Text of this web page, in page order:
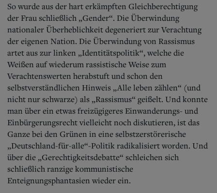
So wurde aus der hart erkämpften Gleichberechtigung
der Frau schließlich „Gender“. Die Überwindung
nationaler Überheblichkeit degeneriert zur Verachtung
der eigenen Nation. Die Überwindung von Rassismus
artet aus zur linken „Identitätspolitik“, welche die
Weißen auf wiederum rassistische Weise zum
Verachtenswerten herabstuft und schon den
selbstverständlichen Hinweis „Alle leben zählen“ (und
nicht nur schwarze) als „Rassismus“ geißelt. Und konnte
man über ein etwas freizügigeres Einwanderungs- und
Einbürgerungsrecht vielleicht noch diskutieren, ist das
Ganze bei den Grünen in eine selbstzerstörerische
„Deutschland-für-alle“-Politik radikalisiert worden. Und
über die „Gerechtigkeitsdebatte“ schleichen sich
schließlich ranzige kommunistische
Enteignungsphantasien wieder ein.